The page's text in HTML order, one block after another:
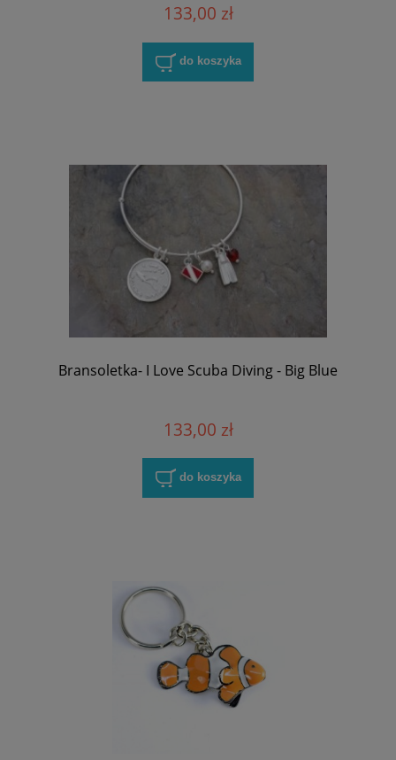
133,00 zł
do koszyka
Bransoletka- I Love Scuba Diving - Big Blue
133,00 zł
do koszyka